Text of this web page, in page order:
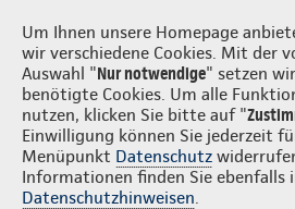
Um Ihnen unsere Homepage
wir verschiedene Cookies. Mit der
Auswahl "Nur notwendige" setzen
benötigte Cookies. Um alle
nutzen, klicken Sie bitte auf "
Einwilligung können Sie jederzeit
Menüpunkt Datenschutz
Informationen finden Sie ebenfalls
Datenschutzhinweisen.
H&O Versicherungsvermittlung
Gute Gründe Tarife & Leistungen